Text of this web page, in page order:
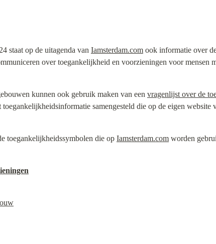
staat op de uitagenda van Iamsterdam.com ook informatie over
over toegankelijkheid en voorzieningen voor mensen
kunnen ook gebruik maken van een vragenlijst over de
toegankelijkheidsinformatie samengesteld die op de eigen
toegankelijkheidssymbolen die op Iamsterdam.com worden